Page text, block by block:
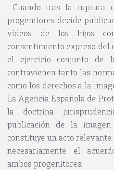
Cuando tras la ruptura
progenitores decide
vídeos de los hijos
consentimiento expreso del
el ejercicio conjunto de
contravienen tanto las
como los derechos a la
La Agencia Española de
la doctrina
publicación de la
constituye un acto
necesariamente el
ambos progenitores.